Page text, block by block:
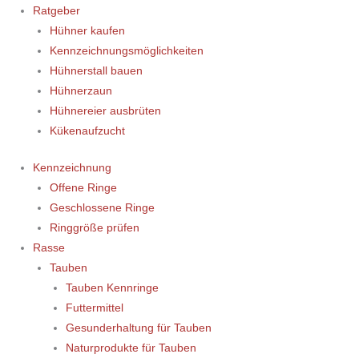
Ratgeber
Hühner kaufen
Kennzeichnungsmöglichkeiten
Hühnerstall bauen
Hühnerzaun
Hühnereier ausbrüten
Kükenaufzucht
Kennzeichnung
Offene Ringe
Geschlossene Ringe
Ringgröße prüfen
Rasse
Tauben
Tauben Kennringe
Futtermittel
Gesunderhaltung für Tauben
Naturprodukte für Tauben